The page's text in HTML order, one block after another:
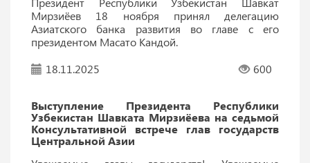
Мирзиёев 18 ноября принял делегацию
Азиатского банка развития во главе с его
президентом Масато Кандой.
18.11.2025
600
Выступление Президента Республики
Узбекистан Шавката Мирзиёева на седьмой
Консультативной встрече глав государств
Центральной Азии